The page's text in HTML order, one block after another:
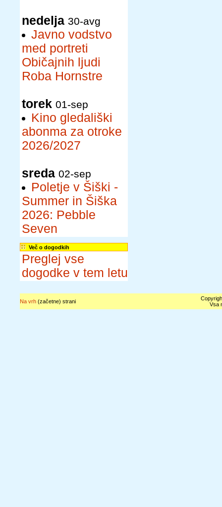
nedelja 30-avg
Javno vodstvo
med portreti
Običajnih ljudi
Roba Hornstre
torek 01-sep
Kino gledališki
abonma za otroke
2026/2027
sreda 02-sep
Poletje v Šiški -
Summer in Šiška
2026: Pebble
Seven
Več o dogodkih
Preglej vse
dogodke v tem letu
Na vrh(začetne) strani
Vsa